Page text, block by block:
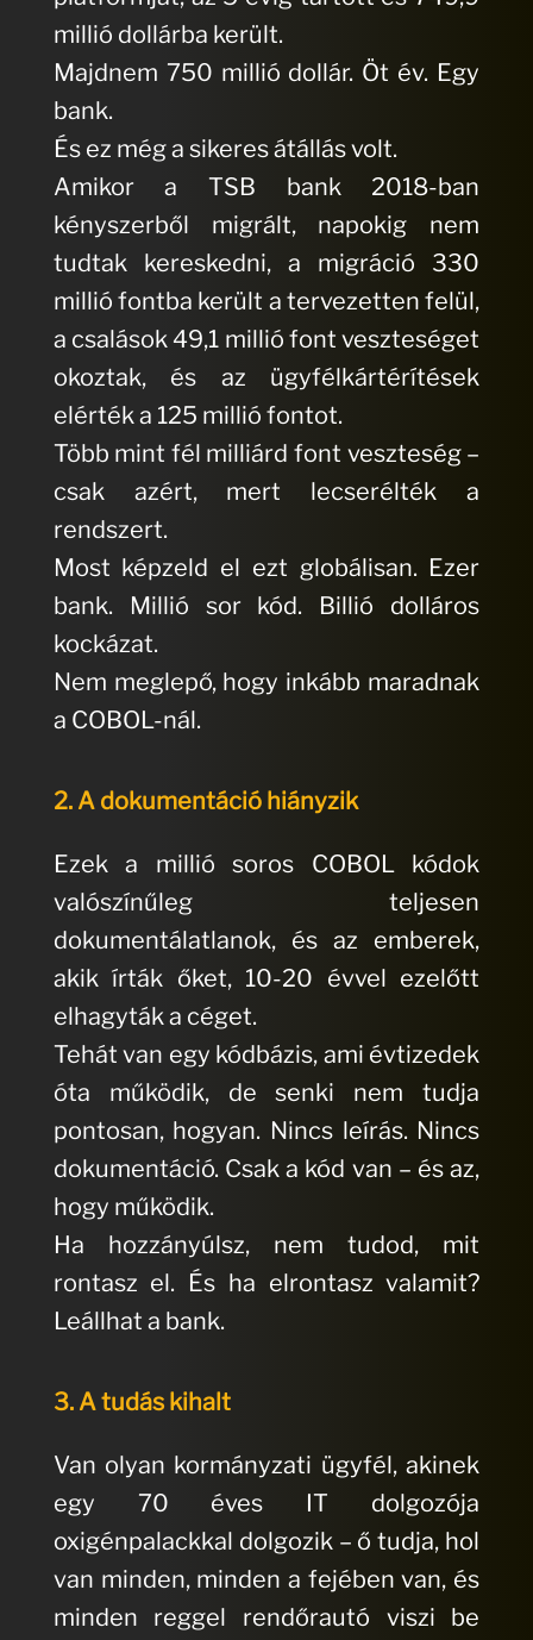
millió dollárba került.
Majdnem 750 millió dollár. Öt év. Egy
bank.
És ez még a sikeres átállás volt.
Amikor a TSB bank 2018-ban
kényszerből migrált, napokig nem
tudtak kereskedni, a migráció 330
millió fontba került a tervezetten felül,
a csalások 49,1 millió font veszteséget
okoztak, és az ügyfélkártérítések
elérték a 125 millió fontot.
Több mint fél milliárd font veszteség –
csak azért, mert lecserélték a
rendszert.
Most képzeld el ezt globálisan. Ezer
bank. Millió sor kód. Billió dolláros
kockázat.
Nem meglepő, hogy inkább maradnak
a COBOL-nál.
2. A dokumentáció hiányzik
Ezek a millió soros COBOL kódok
valószínűleg teljesen
dokumentálatlanok, és az emberek,
akik írták őket, 10-20 évvel ezelőtt
elhagyták a céget.
Tehát van egy kódbázis, ami évtizedek
óta működik, de senki nem tudja
pontosan, hogyan. Nincs leírás. Nincs
dokumentáció. Csak a kód van – és az,
hogy működik.
Ha hozzányúlsz, nem tudod, mit
rontasz el. És ha elrontasz valamit?
Leállhat a bank.
3. A tudás kihalt
Van olyan kormányzati ügyfél, akinek
egy 70 éves IT dolgozója
oxigénpalackkal dolgozik – ő tudja, hol
van minden, minden a fejében van, és
minden reggel rendőrautó viszi be